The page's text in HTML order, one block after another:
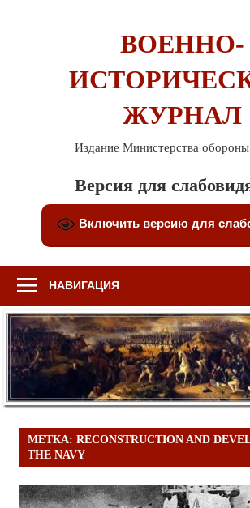
ВОЕННО-
ЖУРНАЛ
Издание Министерства
Версия для
Включить версию для
НАВИГАЦИЯ
МЕТКА: RECONSTRUCTION AND
THE NAVY